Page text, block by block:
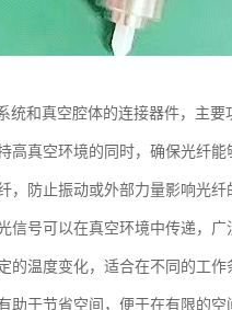
和真空腔体的连接器件，主要
真空环境的同时，确保光纤能
防止振动或外部力量影响光纤
号可以在真空环境中传递，广
温度变化，适合在不同的工作
于节省空间，便于在有限的空